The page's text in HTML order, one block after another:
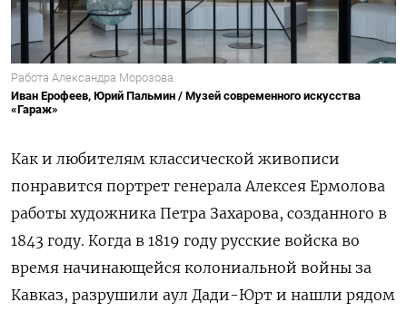
Работа Александра Морозова.
Иван Ерофеев, Юрий Пальмин / Музей современного искусства
«Гараж»
Как и любителям классической живописи
понравится портрет генерала Алексея Ермолова
работы художника Петра Захарова, созданного в
1843 году. Когда в 1819 году русские войска во
время начинающейся колониальной войны за
Кавказ, разрушили аул Дади-Юрт и нашли рядом